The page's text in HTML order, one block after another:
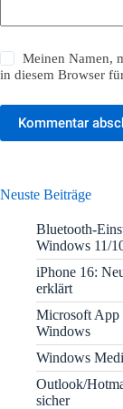
Meinen Namen,
in diesem Browser
Kommentar
Neuste Beiträge
Bluetooth-
Windows 11/
iPhone 16:
erklärt
Microsoft App
Windows
Windows
Outlook/
sicher